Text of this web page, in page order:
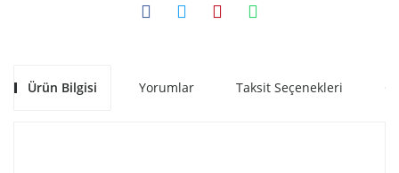
Ürün Bilgisi Yorumlar Taksit Seçenekleri